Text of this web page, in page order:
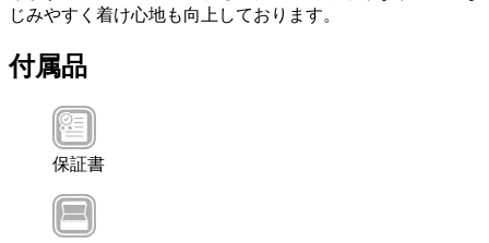
じみやすく着け心地も向上しております。
付属品
保証書